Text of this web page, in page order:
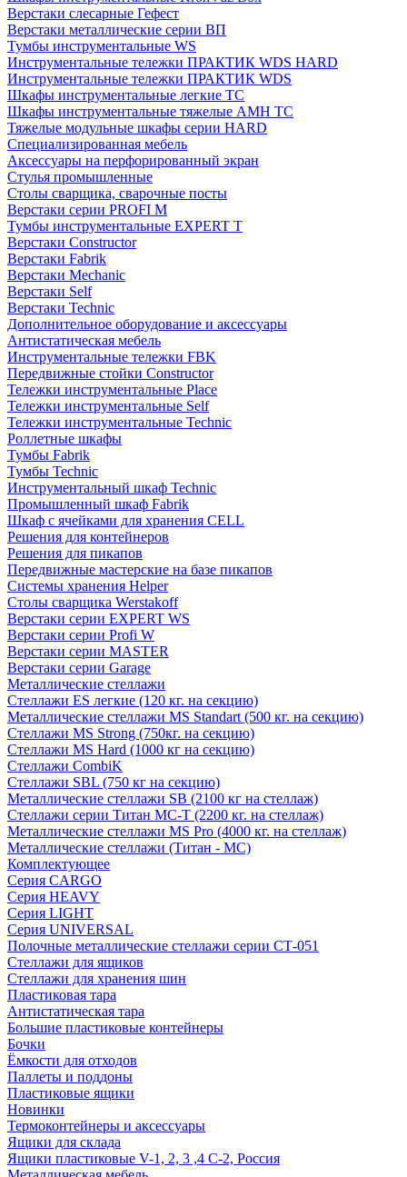
Верстаки слесарные Гефест
Верстаки металлические серии ВП
Тумбы инструментальные WS
Инструментальные тележки ПРАКТИК WDS HARD
Инструментальные тележки ПРАКТИК WDS
Шкафы инструментальные легкие ТС
Шкафы инструментальные тяжелые AMH TC
Тяжелые модульные шкафы серии HARD
Cпециализированная мебель
Аксессуары на перфорированный экран
Стулья промышленные
Столы сварщика, сварочные посты
Верстаки серии PROFI M
Тумбы инструментальные EXPERT T
Верстаки Constructor
Верстаки Fabrik
Верстаки Mechanic
Верстаки Self
Верстаки Technic
Дополнительное оборудование и аксессуары
Антистатическая мебель
Инструментальные тележки FBK
Передвижные стойки Constructor
Тележки инструментальные Place
Тележки инструментальные Self
Тележки инструментальные Technic
Роллетные шкафы
Тумбы Fabrik
Тумбы Technic
Инструментальный шкаф Technic
Промышленный шкаф Fabrik
Шкаф с ячейками для хранения CELL
Решения для контейнеров
Решения для пикапов
Передвижные мастерские на базе пикапов
Системы хранения Helper
Столы сварщика Werstakoff
Верстаки серии EXPERT WS
Верстаки серии Profi W
Верстаки серии MASTER
Верстаки серии Garage
Металлические стеллажи
Стеллажи ES легкие (120 кг. на секцию)
Металлические стеллажи MS Standart (500 кг. на секцию)
Стеллажи MS Strong (750кг. на секцию)
Стеллажи MS Hard (1000 кг на секцию)
Стеллажи CombiK
Стеллажи SBL (750 кг на секцию)
Металлические стеллажи SB (2100 кг на стеллаж)
Стеллажи серии Титан МС-Т (2200 кг. на стеллаж)
Металлические стеллажи MS Pro (4000 кг. на стеллаж)
Металлические стеллажи (Титан - МС)
Комплектующее
Серия CARGO
Серия HEAVY
Серия LIGHT
Серия UNIVERSAL
Полочные металлические стеллажи серии СТ-051
Стеллажи для ящиков
Стеллажи для хранения шин
Пластиковая тара
Антистатическая тара
Большие пластиковые контейнеры
Бочки
Ёмкости для отходов
Паллеты и поддоны
Пластиковые ящики
Новинки
Термоконтейнеры и аксессуары
Ящики для склада
Ящики пластиковые V-1, 2, 3 ,4 С-2, Россия